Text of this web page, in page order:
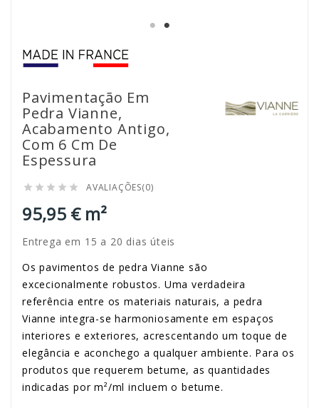
Pavimentação Em
Pedra Vianne,
Acabamento Antigo,
Com 6 Cm De
Espessura
     AVALIAÇÕES(0)
95,95 € m²
Entrega em 15 a 20 dias úteis
Os pavimentos de pedra Vianne são
excecionalmente robustos. Uma verdadeira
referência entre os materiais naturais, a pedra
Vianne integra-se harmoniosamente em espaços
interiores e exteriores, acrescentando um toque de
elegância e aconchego a qualquer ambiente. Para os
produtos que requerem betume, as quantidades
indicadas por m²/ml incluem o betume.